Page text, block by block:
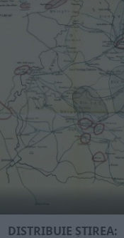
DISTRIBUIE ȘTIREA: